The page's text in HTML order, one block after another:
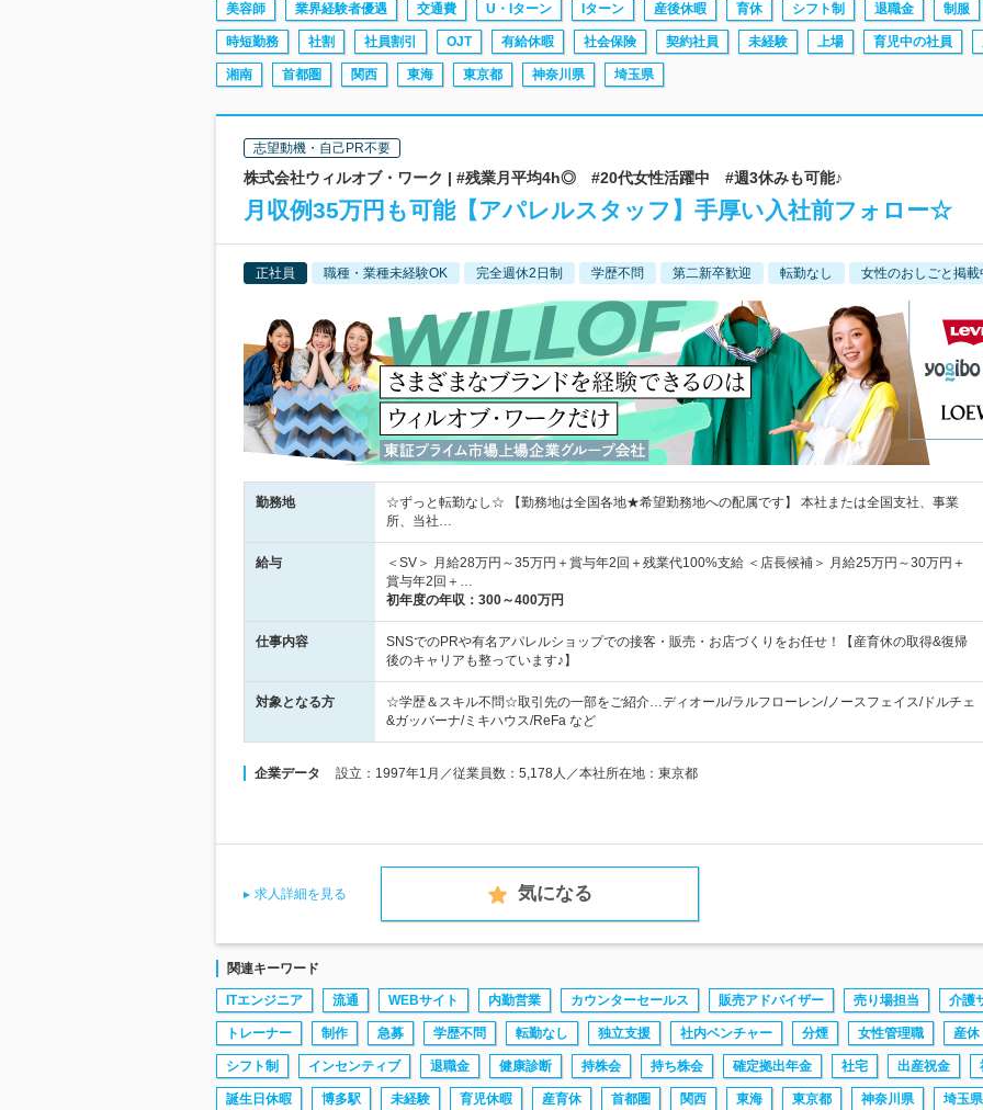
美容師 業界経験者優遇 交通費 U・Iターン Iターン 産後休暇 育休 シフト制 退職金 制服
時短勤務 社割 社員割引 OJT 有給休暇 社会保険 契約社員 未経験 上場 育児中の社員
湘南 首都圏 関西 東海 東京都 神奈川県 埼玉県
志望動機・自己PR不要
株式会社ウィルオブ・ワーク | #残業月平均4h◎ #20代女性活躍中 #週3休みも可能♪
月収例35万円も可能【アパレルスタッフ】手厚い入社前フォロー☆
正社員 職種・業種未経験OK 完全週休2日制 学歴不問 第二新卒歓迎 転勤なし 女性のおしごと掲載
勤務地
☆ずっと転勤なし☆ 【勤務地は全国各地★希望勤務地への配属です】 本社または全国支社、事業
所、当社…
給与
＜SV＞ 月給28万円～35万円＋賞与年2回＋残業代100%支給 ＜店長候補＞ 月給25万円～30万円＋
賞与年2回＋…
初年度の年収： 300～400万円
仕事内容
SNSでのPRや有名アパレルショップでの接客・販売・お店づくりをお任せ！【産育休の取得&復帰
後のキャリアも整っています♪】
対象となる方
☆学歴＆スキル不問☆取引先の一部をご紹介…ディオール/ラルフローレン/ノースフェイス/ドルチェ
&ガッバーナ/ミキハウス/ReFa など
企業データ 設立：1997年1月／従業員数：5,178人／本社所在地：東京都
求人詳細を見る 気になる
関連キーワード
ITエンジニア 流通 WEBサイト 内勤営業 カウンターセールス 販売アドバイザー 売り場担当 介護
トレーナー 制作 急募 学歴不問 転勤なし 独立支援 社内ベンチャー 分煙 女性管理職 産休
シフト制 インセンティブ 退職金 健康診断 持株会 持ち株会 確定拠出年金 社宅 出産祝金
誕生日休暇 博多駅 未経験 育児休暇 産育休 首都圏 関西 東海 東京都 神奈川県 埼玉県